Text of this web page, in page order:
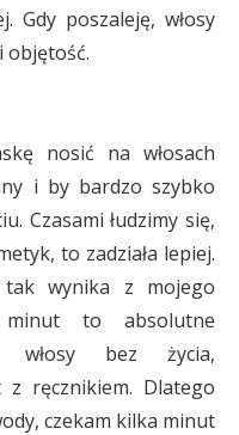
Gdy poszaleję, włosy
objętość.
nosić na włosach
i by bardzo szybko
Czasami łudzimy się,
to zadziała lepiej.
tak wynika z mojego
minut to absolutne
włosy bez życia,
z ręcznikiem. Dlatego
czekam kilka minut